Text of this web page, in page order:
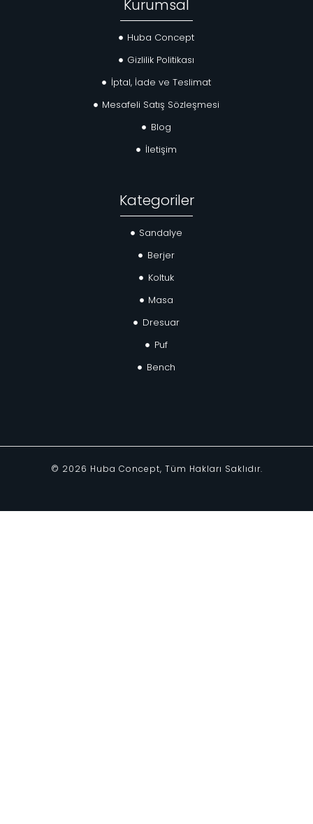
Kurumsal
Huba Concept
Gizlilik Politikası
İptal, İade ve Teslimat
Mesafeli Satış Sözleşmesi
Blog
İletişim
Kategoriler
Sandalye
Berjer
Koltuk
Masa
Dresuar
Puf
Bench
© 2026 Huba Concept, Tüm Hakları Saklıdır.